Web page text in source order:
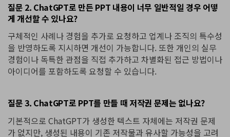
질문 2. ChatGPT로 만든 PPT 내용이 너무 일반적일 경우 어떻
게 개선할 수 있나요?
구체적인 사례나 경험을 추가로 요청하고 업계나 조직의 특수성
을 반영하도록 지시하면 개선이 가능합니다. 또한 개인의 실무
경험이나 독특한 관점을 직접 추가하고 차별화된 접근 방법이나
아이디어를 포함하도록 요청할 수 있습니다.
질문 3. ChatGPT로 PPT를 만들 때 저작권 문제는 없나요?
기본적으로 ChatGPT가 생성한 텍스트 자체에는 저작권 문제
가 없지만, 생성된 내용이 기존 저작물과 유사할 가능성을 고려